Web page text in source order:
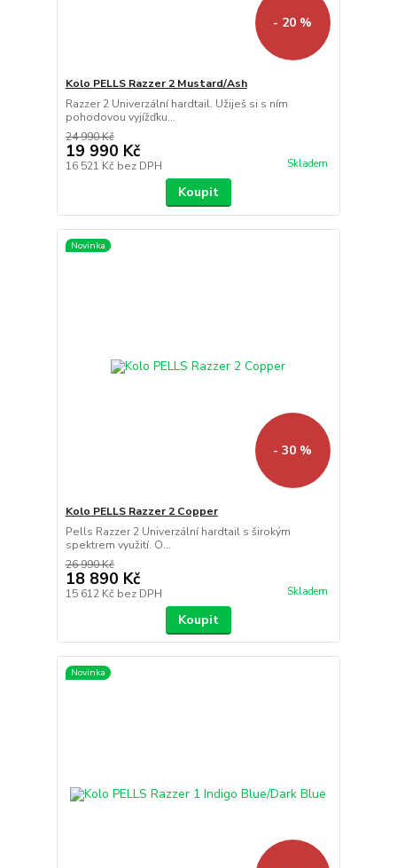
- 20 %
Kolo PELLS Razzer 2 Mustard/Ash
Razzer 2 Univerzální hardtail. Užiješ si s ním
pohodovou vyjížďku...
24 990 Kč
19 990 Kč
16 521 Kč bez DPH Skladem
Koupit
Novinka
- 30 %
Kolo PELLS Razzer 2 Copper
Pells Razzer 2 Univerzální hardtail s širokým
spektrem využití. O...
26 990 Kč
18 890 Kč
15 612 Kč bez DPH Skladem
Koupit
Novinka